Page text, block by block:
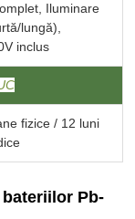
Iluminare
lungă),
inclus
fizice / 12 luni
Pb-